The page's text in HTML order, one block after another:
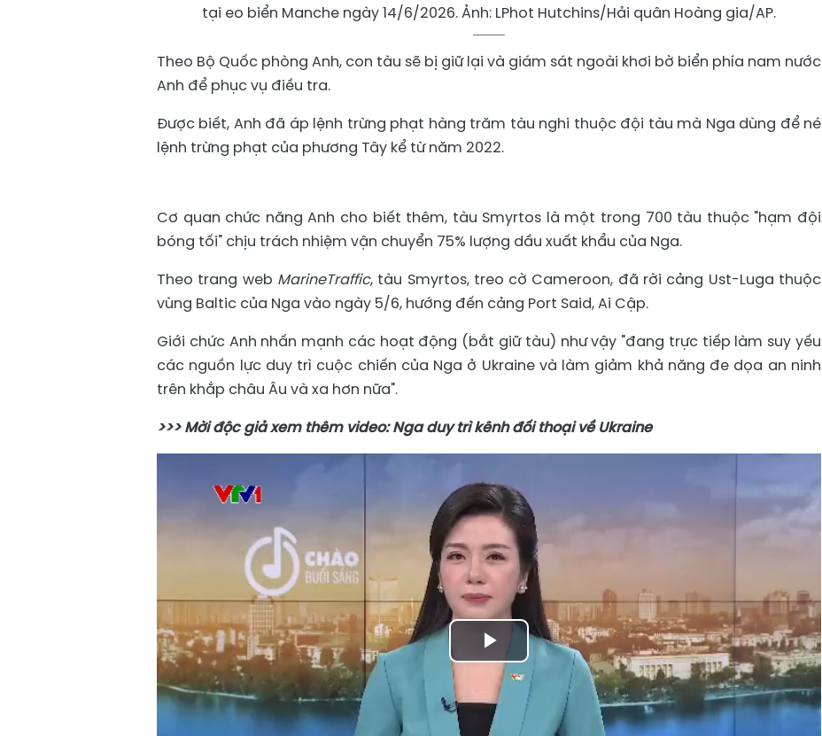
tại eo biển Manche ngày 14/6/2026. Ảnh: LPhot Hutchins/Hải quân Hoàng gia/AP.
Theo Bộ Quốc phòng Anh, con tàu sẽ bị giữ lại và giám sát ngoài khơi bờ biển phía nam nước
Anh để phục vụ điều tra.
Được biết, Anh đã áp lệnh trừng phạt hàng trăm tàu nghi thuộc đội tàu mà Nga dùng để né
lệnh trừng phạt của phương Tây kể từ năm 2022.
Cơ quan chức năng Anh cho biết thêm, tàu Smyrtos là một trong 700 tàu thuộc "hạm đội
bóng tối" chịu trách nhiệm vận chuyển 75% lượng dầu xuất khẩu của Nga.
Theo trang web MarineTraffic, tàu Smyrtos, treo cờ Cameroon, đã rời cảng Ust-Luga thuộc
vùng Baltic của Nga vào ngày 5/6, hướng đến cảng Port Said, Ai Cập.
Giới chức Anh nhấn mạnh các hoạt động (bắt giữ tàu) như vậy "đang trực tiếp làm suy yếu
các nguồn lực duy trì cuộc chiến của Nga ở Ukraine và làm giảm khả năng đe dọa an ninh
trên khắp châu Âu và xa hơn nữa".
>>> Mời độc giả xem thêm video: Nga duy trì kênh đối thoại về Ukraine
Play
Video